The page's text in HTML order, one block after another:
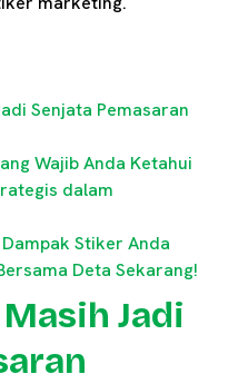
Senjata Pemasaran
Wajib Anda Ketahui
dalam
Stiker Anda
Deta Sekarang!
Jadi